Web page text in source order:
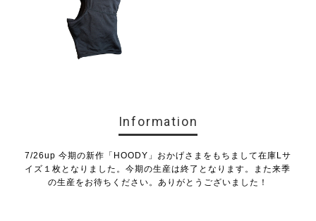
Information
7/26up 今期の新作「HOODY」おかげさまをもちまして在庫Lサ
イズ１枚となりました。今期の生産は終了となります。また来季
の生産をお待ちください。ありがとうございました！